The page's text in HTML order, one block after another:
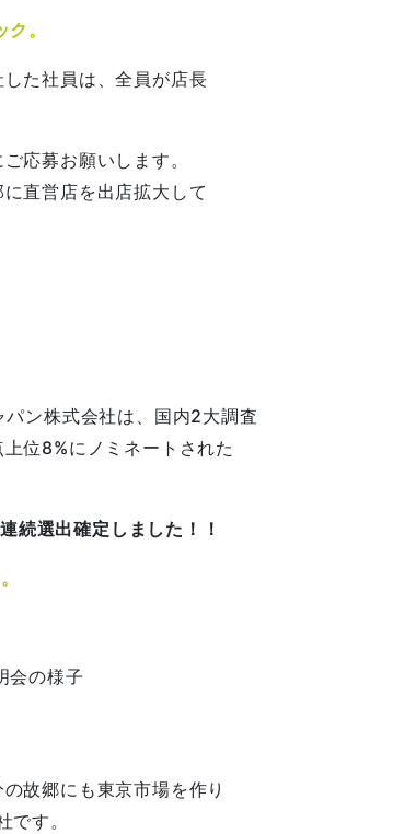
。
た社員は、全員が店長
応募お願いします。
直営店を出店拡大して
ン株式会社は、国内2大調査
位8%にノミネートされた
選出確定しました！！
会の様子
故郷にも東京市場を作り
す。